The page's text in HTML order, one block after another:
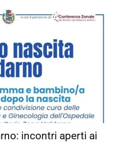
incontri aperti ai